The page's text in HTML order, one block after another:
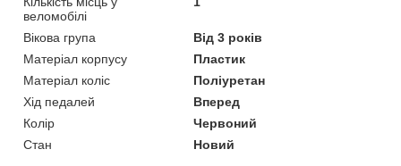
веломобілі
Вікова група
Від 3 років
Матеріал корпусу
Пластик
Матеріал коліс
Поліуретан
Хід педалей
Вперед
Колір
Червоний
Стан
Новий